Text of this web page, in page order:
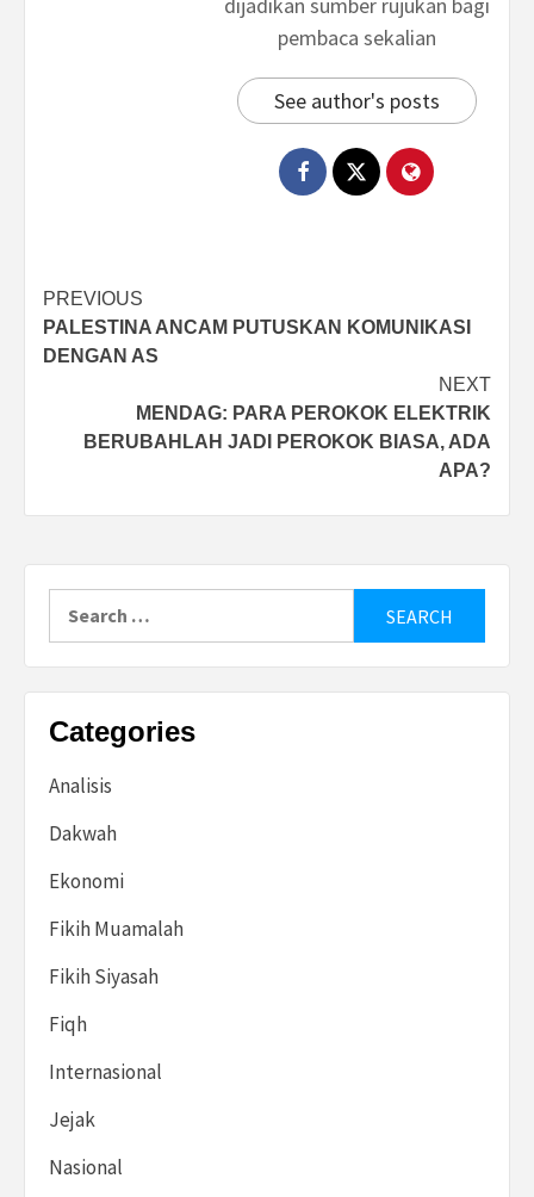
pembaca sekalian
See author's posts
Post
navigation
PREVIOUS
PALESTINA ANCAM PUTUSKAN KOMUNIKASI
DENGAN AS
NEXT
MENDAG: PARA PEROKOK ELEKTRIK
BERUBAHLAH JADI PEROKOK BIASA, ADA
APA?
Categories
Analisis
Dakwah
Ekonomi
Fikih Muamalah
Fikih Siyasah
Fiqh
Internasional
Jejak
Nasional